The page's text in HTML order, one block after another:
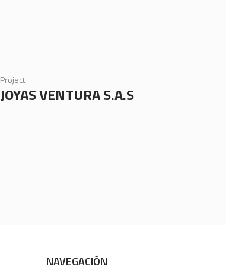
Project
JOYAS VENTURA S.A.S
NAVEGACIÓN